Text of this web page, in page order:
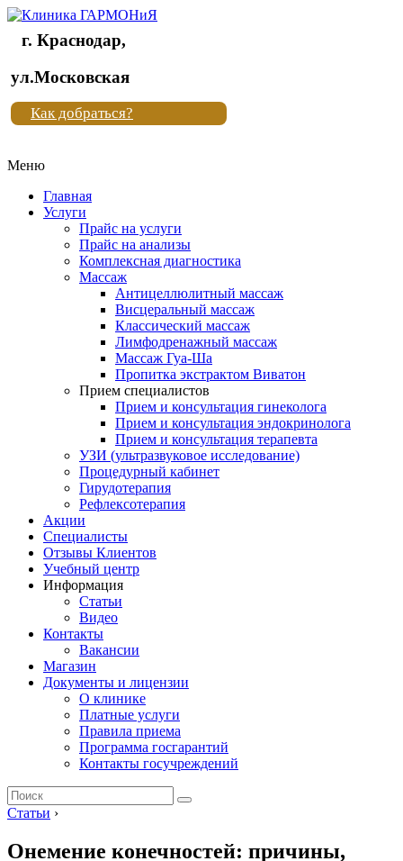
Клиника
"Новая
жизнь"
Клиника
жизнь"
г. Краснодар,
ул.Московская
Как добраться?
Меню
Главная
Услуги
Прайс на услуги
Прайс на анализы
Комплексная диагностика
Массаж
Антицеллюлитный массаж
Висцеральный массаж
Классический массаж
Лимфодренажный массаж
Массаж Гуа-Ша
Пропитка экстрактом Виватон
Прием специалистов
Прием и консультация гинеколога
Прием и консультация эндокринолога
Прием и консультация терапевта
УЗИ (ультразвуковое исследование)
Процедурный кабинет
Гирудотерапия
Рефлексотерапия
Акции
Специалисты
Отзывы Клиентов
Учебный центр
Информация
Статьи
Видео
Контакты
Вакансии
Магазин
Документы и лицензии
О клинике
Платные услуги
Правила приема
Программа госгарантий
Контакты госучреждений
Статьи ›
Онемение конечностей: причины,